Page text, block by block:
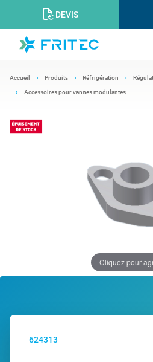
DEVIS
Accueil Produits Réfrigération
Accessoires pour vannes modulantes
Cliquez pour
624313